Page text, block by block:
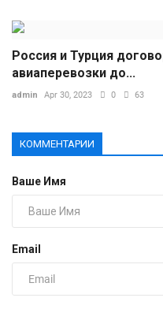
Россия и Турция
авиаперевозки до...
admin Apr 30, 2023 0 63
КОММЕНТАРИИ
Ваше Имя
Email